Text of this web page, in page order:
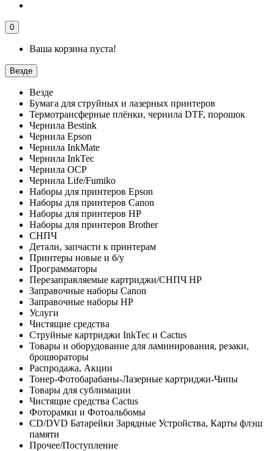
0
Ваша корзина пуста!
Везде
Везде
Бумага для струйных и лазерных принтеров
Термотрансферные плёнки, чернила DTF, порошок
Чернила Bestink
Чернила Epson
Чернила InkMate
Чернила InkTec
Чернила OCP
Чернила Life/Fumiko
Наборы для принтеров Epson
Наборы для принтеров Canon
Наборы для принтеров HP
Наборы для принтеров Brother
СНПЧ
Детали, запчасти к принтерам
Принтеры новые и б/у
Программаторы
Перезаправляемые картриджи/СНПЧ HP
Заправочные наборы Canon
Заправочные наборы HP
Услуги
Чистящие средства
Струйные картриджи InkTec и Cactus
Товары и оборудование для ламинирования, резаки,
брошюраторы
Распродажа, Акции
Тонер-Фотобарабаны-Лазерные картриджи-Чипы
Товары для сублимации
Чистящие средства Cactus
Фоторамки и Фотоальбомы
CD/DVD Батарейки Зарядные Устройства, Карты флэш
памяти
Прочее/Поступление